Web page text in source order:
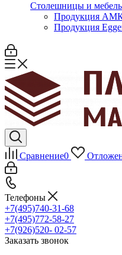
Столешницы и
Продукция
Продукция
Сравнение0
Телефоны
+7(495)740-31-68
+7(495)772-58-27
+7(926)520- 02-57
Заказать звонок